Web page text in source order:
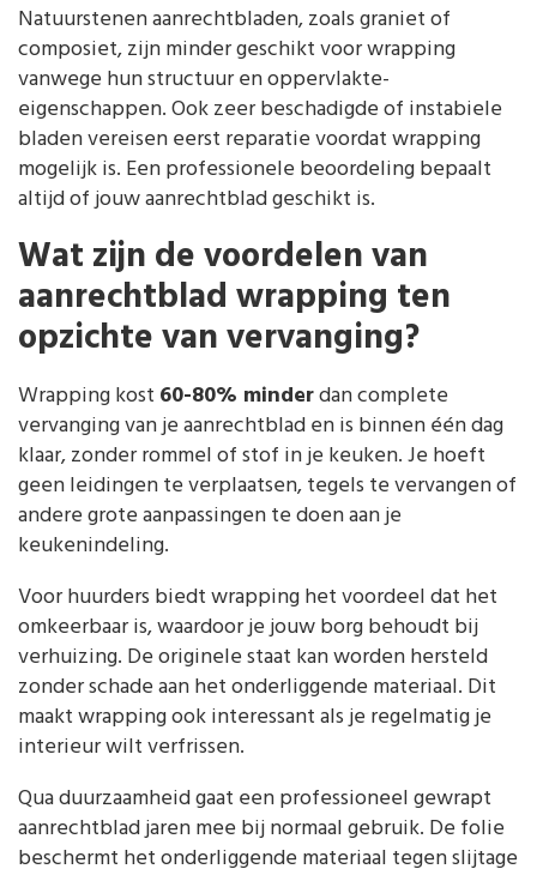
Natuurstenen aanrechtbladen, zoals graniet of
composiet, zijn minder geschikt voor wrapping
vanwege hun structuur en oppervlakte-
eigenschappen. Ook zeer beschadigde of instabiele
bladen vereisen eerst reparatie voordat wrapping
mogelijk is. Een professionele beoordeling bepaalt
altijd of jouw aanrechtblad geschikt is.
Wat zijn de voordelen van
aanrechtblad wrapping ten
opzichte van vervanging?
Wrapping kost 60-80% minderdan complete
vervanging van je aanrechtblad en is binnen één dag
klaar, zonder rommel of stof in je keuken. Je hoeft
geen leidingen te verplaatsen, tegels te vervangen of
andere grote aanpassingen te doen aan je
keukenindeling.
Voor huurders biedt wrapping het voordeel dat het
omkeerbaar is, waardoor je jouw borg behoudt bij
verhuizing. De originele staat kan worden hersteld
zonder schade aan het onderliggende materiaal. Dit
maakt wrapping ook interessant als je regelmatig je
interieur wilt verfrissen.
Qua duurzaamheid gaat een professioneel gewrapt
aanrechtblad jaren mee bij normaal gebruik. De folie
beschermt het onderliggende materiaal tegen slijtage